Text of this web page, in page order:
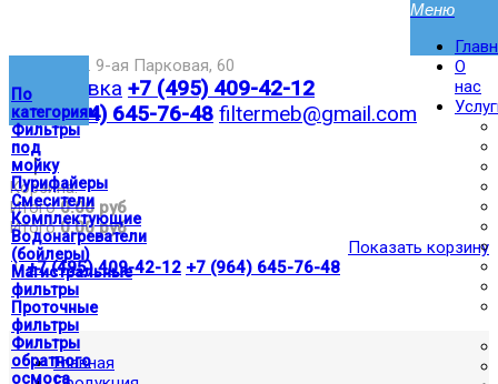
По
категориям
Фильтры
под
мойку
Пурифайеры
Смесители
Комплектующие
Водонагреватели
(бойлеры)
Магистральные
фильтры
Проточные
фильтры
Фильтры
обратного
осмоса
Москва,ул. 9-ая Парковая, 60
Доставка +7 (495) 409-42-12
+7 (964) 645-76-48 filtermeb@gmail.com
|
Корзина:
Итого0.00 руб
Итого0.00 руб
Показать корзину
| +7 (495) 409-42-12 +7 (964) 645-76-48
О
нас
Главная